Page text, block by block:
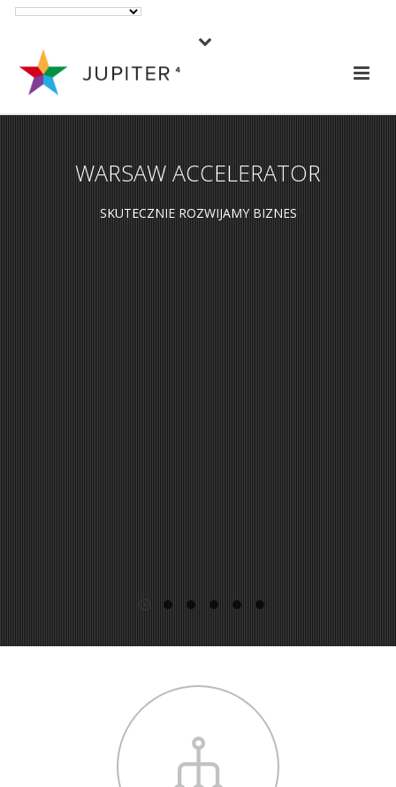
WARSAW ACCELERATOR
SKUTECZNIE ROZWIJAMY BIZNES